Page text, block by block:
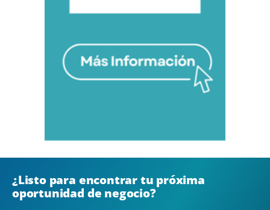
¿Listo para encontrar tu próxima
oportunidad de negocio?